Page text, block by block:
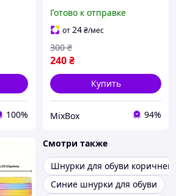
100%
мм универсальные для
спортивной и
повседневной обуви
Готово к отправке
от24₴/мес
240₴
300 ₴
Купить
MixBox 94%
Смотри также
Шнурки для обуви
Синие шнурки для обуви